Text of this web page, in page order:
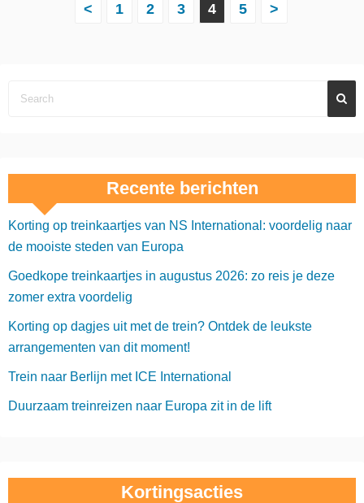
h
t
e
p
a
g
< 1 2 3 4 5 >
Recente berichten
Korting op treinkaartjes van NS International: voordelig naar
de mooiste steden van Europa
Goedkope treinkaartjes in augustus 2026: zo reis je deze
zomer extra voordelig
Korting op dagjes uit met de trein? Ontdek de leukste
arrangementen van dit moment!
Trein naar Berlijn met ICE International
Duurzaam treinreizen naar Europa zit in de lift
Kortingsacties